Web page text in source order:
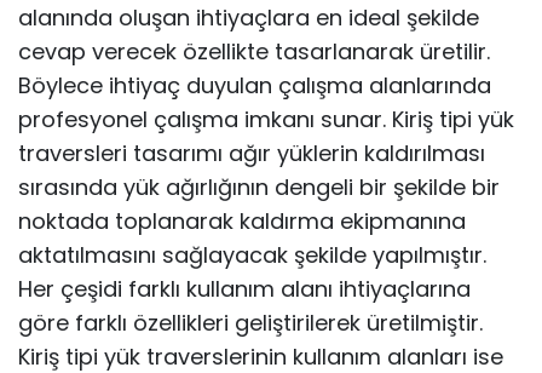
alanında oluşan ihtiyaçlara en ideal şekilde
cevap verecek özellikte tasarlanarak üretilir.
Böylece ihtiyaç duyulan çalışma alanlarında
profesyonel çalışma imkanı sunar. Kiriş tipi yük
traversleri tasarımı ağır yüklerin kaldırılması
sırasında yük ağırlığının dengeli bir şekilde bir
noktada toplanarak kaldırma ekipmanına
aktatılmasını sağlayacak şekilde yapılmıştır.
Her çeşidi farklı kullanım alanı ihtiyaçlarına
göre farklı özellikleri geliştirilerek üretilmiştir.
Kiriş tipi yük traverslerinin kullanım alanları ise